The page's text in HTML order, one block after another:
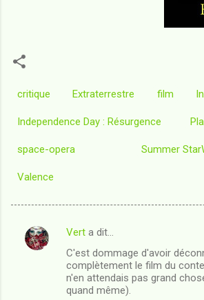
critique Extraterrestre film
Independence Day : Résurgence
space-opera Summer
Valence
C
Vert a dit…
C'est dommage d'avoir
complètement le film du
n'en attendais pas grand
quand même).